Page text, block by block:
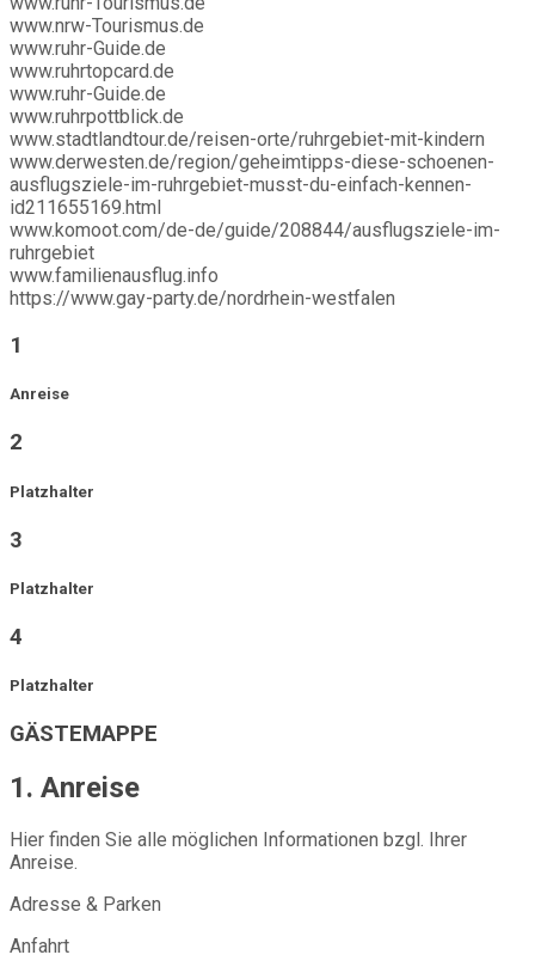
www.nrw-Tourismus.de
www.ruhr-Guide.de
www.ruhrtopcard.de
www.ruhr-Guide.de
www.ruhrpottblick.de
www.stadtlandtour.de/reisen-orte/ruhrgebiet-mit-kindern
www.derwesten.de/region/geheimtipps-diese-schoenen-
ausflugsziele-im-ruhrgebiet-musst-du-einfach-kennen-
id211655169.html
www.komoot.com/de-de/guide/208844/ausflugsziele-im-
ruhrgebiet
www.familienausflug.info
https://www.gay-party.de/nordrhein-westfalen
1
Anreise
2
Platzhalter
3
Platzhalter
4
Platzhalter
GÄSTEMAPPE
1. Anreise
Hier finden Sie alle möglichen Informationen bzgl. Ihrer
Anreise.
Adresse & Parken
Anfahrt